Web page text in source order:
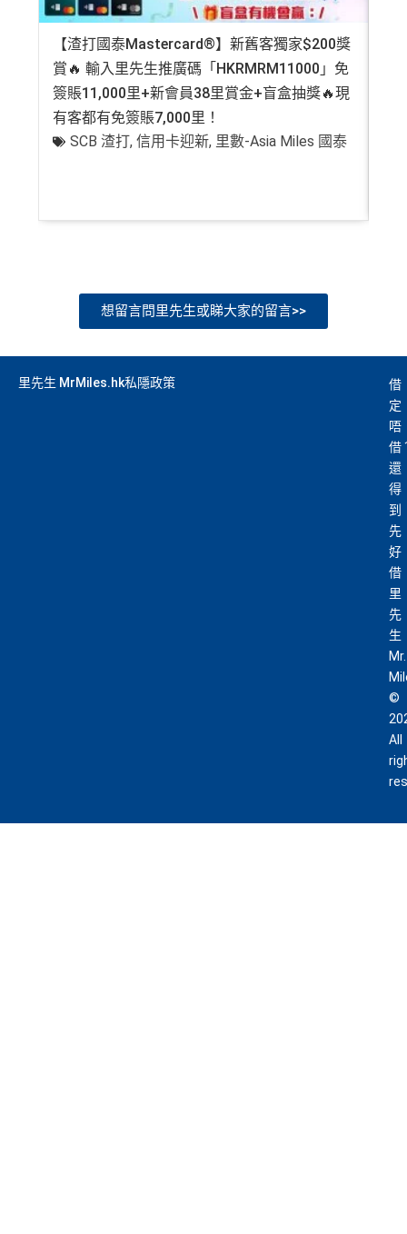
【渣打國泰Mastercard®】新舊客獨家$200獎
賞🔥 輸入里先生推廣碼「HKRMRM11000」免
簽賬11,000里+新會員38里賞金+盲盒抽獎🔥現
有客都有免簽賬7,000里！
SCB 渣打,信用卡迎新, 里數-Asia Miles 國泰
想留言問里先生或睇大家的留言>>
里先生 MrMiles.hk私隱政策
借
定
唔
借
還
得
到
先
好
借
里
先
生
Mr.
©
All